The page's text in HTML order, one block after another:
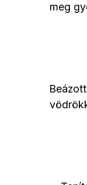
meg